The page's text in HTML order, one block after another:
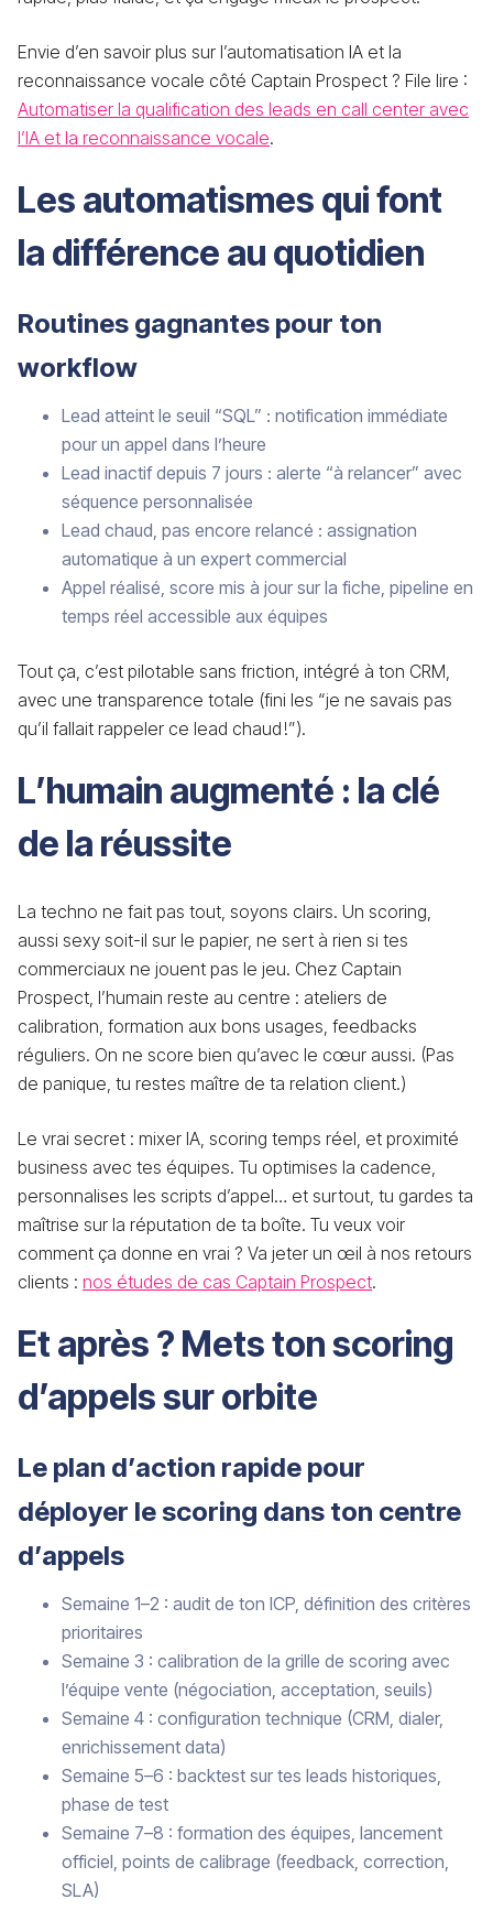
Envie d’en savoir plus sur l’automatisation IA et la
reconnaissance vocale côté Captain Prospect ? File lire :
Automatiser la qualification des leads en call center avec
l’IA et la reconnaissance vocale.
Les automatismes qui font
la différence au quotidien
Routines gagnantes pour ton
workflow
Lead atteint le seuil “SQL” : notification immédiate
pour un appel dans l’heure
Lead inactif depuis 7 jours : alerte “à relancer” avec
séquence personnalisée
Lead chaud, pas encore relancé : assignation
automatique à un expert commercial
Appel réalisé, score mis à jour sur la fiche, pipeline en
temps réel accessible aux équipes
Tout ça, c’est pilotable sans friction, intégré à ton CRM,
avec une transparence totale (fini les “je ne savais pas
qu’il fallait rappeler ce lead chaud !”).
L’humain augmenté : la clé
de la réussite
La techno ne fait pas tout, soyons clairs. Un scoring,
aussi sexy soit-il sur le papier, ne sert à rien si tes
commerciaux ne jouent pas le jeu. Chez Captain
Prospect, l’humain reste au centre : ateliers de
calibration, formation aux bons usages, feedbacks
réguliers. On ne score bien qu’avec le cœur aussi. (Pas
de panique, tu restes maître de ta relation client.)
Le vrai secret : mixer IA, scoring temps réel, et proximité
business avec tes équipes. Tu optimises la cadence,
personnalises les scripts d’appel… et surtout, tu gardes ta
maîtrise sur la réputation de ta boîte. Tu veux voir
comment ça donne en vrai ? Va jeter un œil à nos retours
clients : nos études de cas Captain Prospect.
Et après ? Mets ton scoring
d’appels sur orbite
Le plan d’action rapide pour
déployer le scoring dans ton centre
d’appels
Semaine 1–2 : audit de ton ICP, définition des critères
prioritaires
Semaine 3 : calibration de la grille de scoring avec
l’équipe vente (négociation, acceptation, seuils)
Semaine 4 : configuration technique (CRM, dialer,
enrichissement data)
Semaine 5–6 : backtest sur tes leads historiques,
phase de test
Semaine 7–8 : formation des équipes, lancement
officiel, points de calibrage (feedback, correction,
SLA)